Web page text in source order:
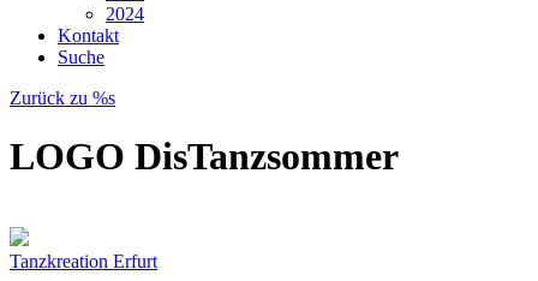
2024
Kontakt
Suche
Zurück zu %s
LOGO DisTanzsommer
Tanzkreation Erfurt